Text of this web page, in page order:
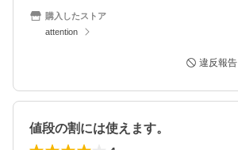
購入したストア
attention
違反報告
値段の割には使えます。